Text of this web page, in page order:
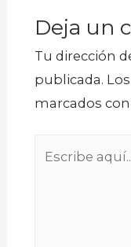
Deja un
Tu dirección
publicada.
marcados con